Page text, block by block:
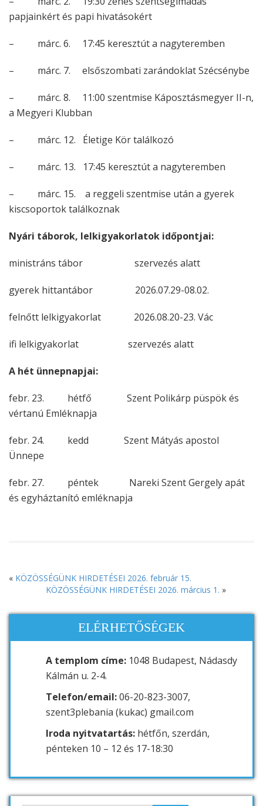
papjainkért és papi hivatásokért
– márc. 6. 17:45 keresztút a nagyteremben
– márc. 7. elsőszombati zarándoklat Szécsénybe
– márc. 8. 11:00 szentmise Káposztásmegyer II-n,
a Megyeri Klubban
– márc. 12. Életige Kör találkozó
– márc. 13. 17:45 keresztút a nagyteremben
– márc. 15. a reggeli szentmise után a gyerek
kiscsoportok találkoznak
Nyári táborok, lelkigyakorlatok időpontjai:
ministráns tábor szervezés alatt
gyerek hittantábor 2026.07.29-08.02.
felnőtt lelkigyakorlat 2026.08.20-23. Vác
ifi lelkigyakorlat szervezés alatt
A hét ünnepnapjai:
febr. 23. hétfő Szent Polikárp püspök és
vértanú Emléknapja
febr. 24. kedd Szent Mátyás apostol
Ünnepe
febr. 27. péntek Nareki Szent Gergely apát
és egyháztanító emléknapja
« KÖZÖSSÉGÜNK HIRDETÉSEI 2026. február 15.
KÖZÖSSÉGÜNK HIRDETÉSEI 2026. március 1. »
ELÉRHETŐSÉGEK
A templom címe: 1048 Budapest, Nádasdy
Kálmán u. 2-4.
Telefon/email:06-20-823-3007,
szent3plebania (kukac) gmail.com
Iroda nyitvatartás: hétfőn, szerdán,
pénteken 10 – 12 és 17-18:30